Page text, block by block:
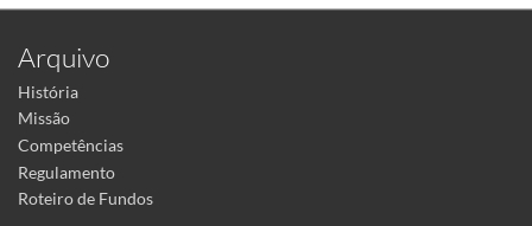
Arquivo
História
Missão
Competências
Regulamento
Roteiro de Fundos